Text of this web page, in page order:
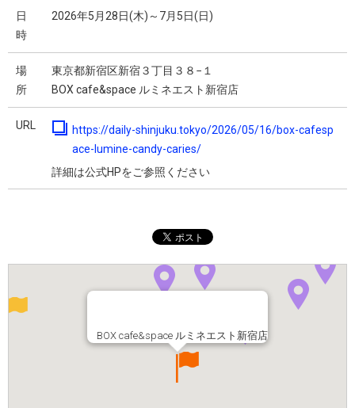
日
時
2026年5月28日(木)～7月5日(日)
場
所
東京都新宿区新宿３丁目３８−１
BOX cafe&space ルミネエスト新宿店
URL
https://daily-shinjuku.tokyo/2026/05/16/box-cafesp
ace-lumine-candy-caries/
詳細は公式HPをご参照ください
BOX cafe&space ルミネエスト新宿店